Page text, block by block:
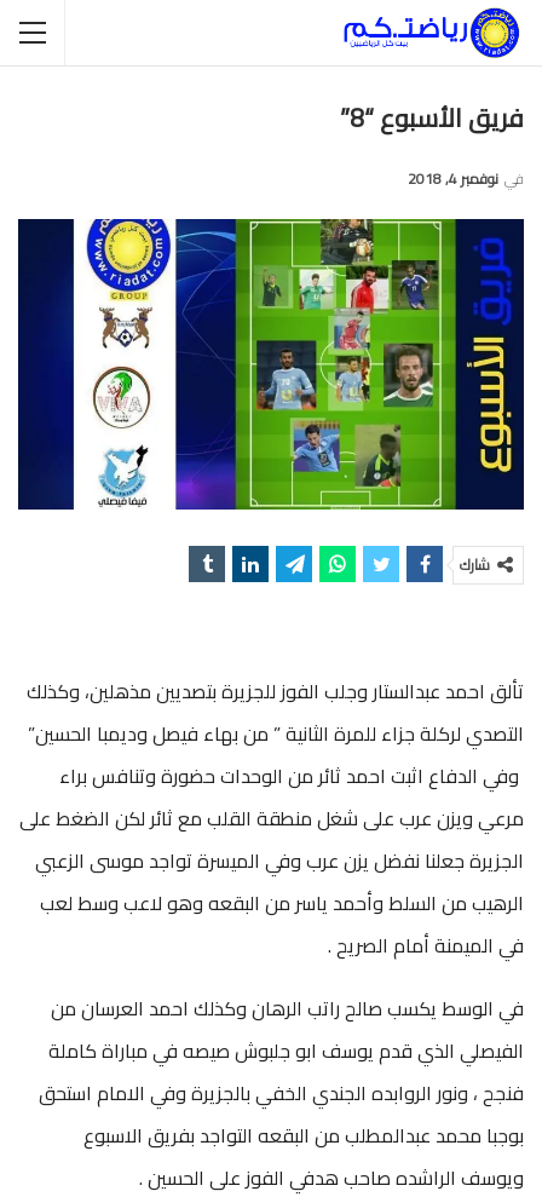
فريق الأسبوع “8”
في نوفمبر 4, 2018
شارك
تألق احمد عبدالستار وجلب الفوز للجزيرة بتصديين مذهلين، وكذلك
التصدي لركلة جزاء للمرة الثانية ” من بهاء فيصل وديمبا الحسين”
وفي الدفاع اثبت احمد ثائر من الوحدات حضورة وتنافس براء
مرعي ويزن عرب على شغل منطقة القلب مع ثائر لكن الضغط على
الجزيرة جعلنا نفضل يزن عرب وفي الميسرة تواجد موسى الزعبي
الرهيب من السلط وأحمد ياسر من البقعه وهو لاعب وسط لعب
في الميمنة أمام الصريح .
في الوسط يكسب صالح راتب الرهان وكذلك احمد العرسان من
الفيصلي الذي قدم يوسف ابو جلبوش صيصه في مباراة كاملة
فنجح ، ونور الروابده الجندي الخفي بالجزيرة وفي الامام استحق
بوجبا محمد عبدالمطلب من البقعه التواجد بفريق الاسبوع
ويوسف الراشده صاحب هدفي الفوز على الحسين .